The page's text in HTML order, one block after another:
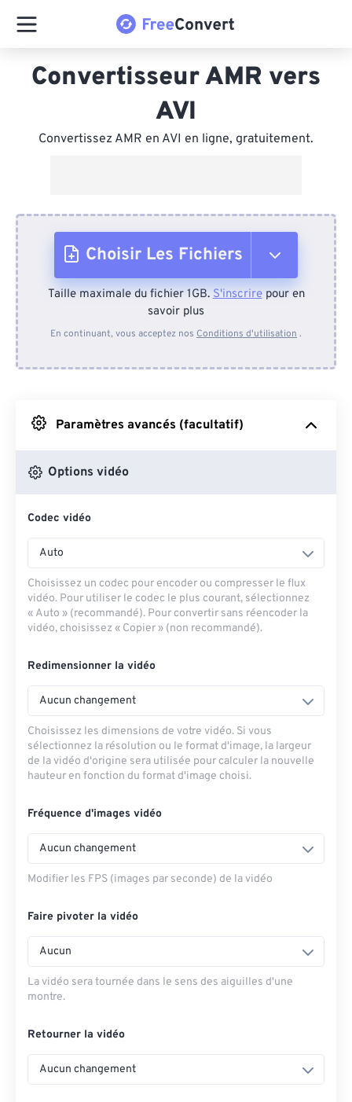
Convertisseur AMR vers
AVI
Convertissez AMR en AVI en ligne, gratuitement.
Choisir Les Fichiers
Depuis l'appareil
Depuis Google Drive
Depuis OneDrive
Taille maximale du fichier 1GB.S'inscrirepour en
savoir plus
En continuant, vous acceptez nos Conditions d'utilisation .
Paramètres avancés (facultatif)
Options vidéo
Codec vidéo
Auto
Choisissez un codec pour encoder ou compresser le flux
vidéo. Pour utiliser le codec le plus courant, sélectionnez
« Auto » (recommandé). Pour convertir sans réencoder la
vidéo, choisissez « Copier » (non recommandé).
Redimensionner la vidéo
Aucun changement
Choisissez les dimensions de votre vidéo. Si vous
sélectionnez la résolution ou le format d'image, la largeur
de la vidéo d'origine sera utilisée pour calculer la nouvelle
hauteur en fonction du format d'image choisi.
Fréquence d'images vidéo
Aucun changement
Modifier les FPS (images par seconde) de la vidéo
Faire pivoter la vidéo
Aucun
La vidéo sera tournée dans le sens des aiguilles d'une
montre.
Retourner la vidéo
Aucun changement